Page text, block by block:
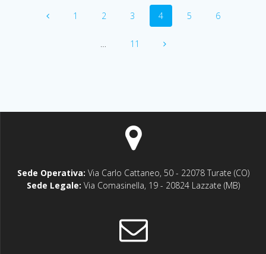
articoli
Pagina
1 Pagina
2 Pagina
3 Pagina
4 Pagina
5 Pagina
6
… Pagina
11
Sede Operativa: Via Carlo Cattaneo, 50 - 22078 Turate (CO)
Sede Legale: Via Comasinella, 19 - 20824 Lazzate (MB)